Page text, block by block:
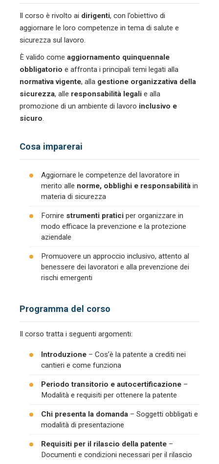
Il corso è rivolto ai dirigenti, con l’obiettivo di
aggiornare le loro competenze in tema di salute e
sicurezza sul lavoro.
È valido come aggiornamento quinquennale
obbligatorio e affronta i principali temi legati alla
normativa vigente, alla gestione organizzativa della
sicurezza, alle responsabilità legali e alla
promozione di un ambiente di lavoro inclusivo e
sicuro.
Cosa imparerai
Aggiornare le competenze del lavoratore in
merito alle norme, obblighi e responsabilità in
materia di sicurezza
Fornire strumenti pratici per organizzare in
modo efficace la prevenzione e la protezione
aziendale
Promuovere un approccio inclusivo, attento al
benessere dei lavoratori e alla prevenzione dei
rischi emergenti
Programma del corso
Il corso tratta i seguenti argomenti:
Introduzione – Cos’è la patente a crediti nei
cantieri e come funziona
Periodo transitorio e autocertificazione –
Modalità e requisiti per ottenere la patente
Chi presenta la domanda – Soggetti obbligati e
modalità di presentazione
Requisiti per il rilascio della patente –
Documenti e condizioni necessari per il rilascio